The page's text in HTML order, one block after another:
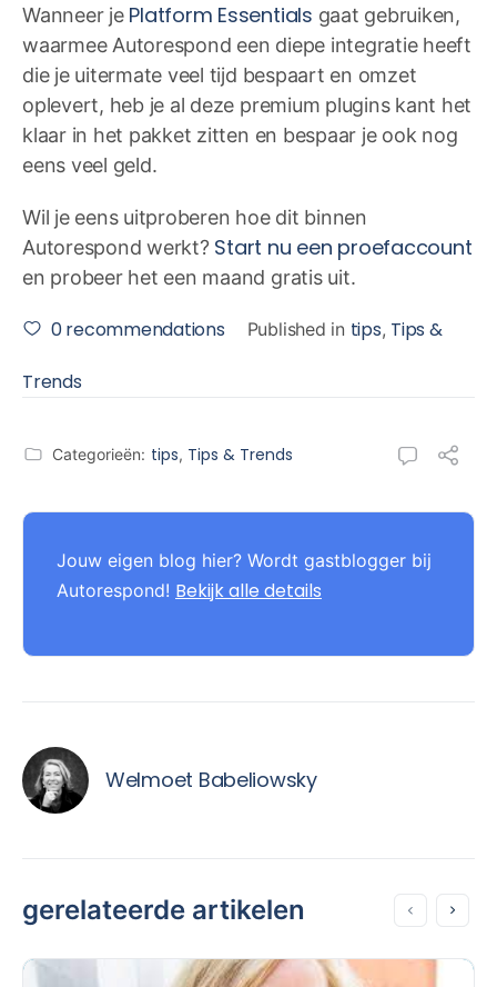
Wanneer je Platform Essentials gaat gebruiken,
waarmee Autorespond een diepe integratie heeft
die je uitermate veel tijd bespaart en omzet
oplevert, heb je al deze premium plugins kant het
klaar in het pakket zitten en bespaar je ook nog
eens veel geld.
Wil je eens uitproberen hoe dit binnen
Autorespond werkt? Start nu een proefaccount
en probeer het een maand gratis uit.
0recommendations Published in tips, Tips &
Trends
Categorieën: tips, Tips & Trends
Jouw eigen blog hier? Wordt gastblogger bij
Autorespond! Bekijk alle details
Welmoet Babeliowsky
gerelateerde artikelen